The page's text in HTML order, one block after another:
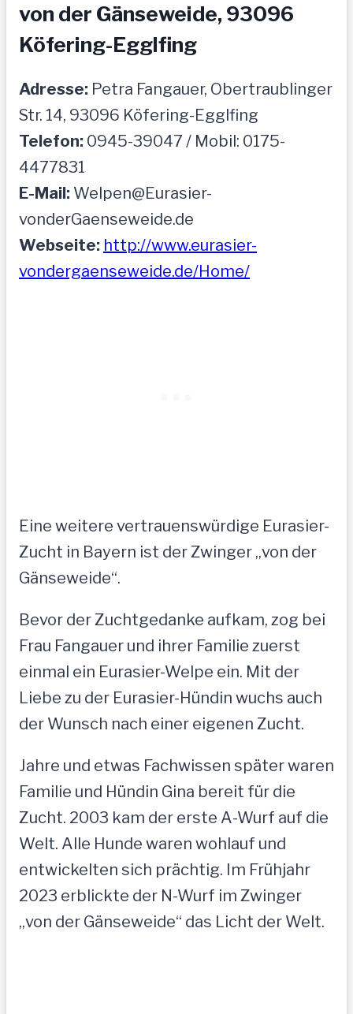
von der Gänseweide, 93096
Köfering-Egglfing
Adresse: Petra Fangauer, Obertraublinger
Str. 14, 93096 Köfering-Egglfing
Telefon: 0945-39047 / Mobil: 0175-
4477831
E-Mail: Welpen@Eurasier-
vonderGaenseweide.de
Webseite: http://www.eurasier-
vondergaenseweide.de/Home/
Eine weitere vertrauenswürdige Eurasier-
Zucht in Bayern ist der Zwinger „von der
Gänseweide“.
Bevor der Zuchtgedanke aufkam, zog bei
Frau Fangauer und ihrer Familie zuerst
einmal ein Eurasier-Welpe ein. Mit der
Liebe zu der Eurasier-Hündin wuchs auch
der Wunsch nach einer eigenen Zucht.
Jahre und etwas Fachwissen später waren
Familie und Hündin Gina bereit für die
Zucht. 2003 kam der erste A-Wurf auf die
Welt. Alle Hunde waren wohlauf und
entwickelten sich prächtig. Im Frühjahr
2023 erblickte der N-Wurf im Zwinger
„von der Gänseweide“ das Licht der Welt.